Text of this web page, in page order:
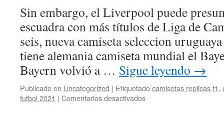
Sin embargo, el Liverpool puede
escuadra con más títulos de Liga de
seis, nueva camiseta seleccion
tiene alemania camiseta mundial el
Bayern volvió a … Sigue leyendo →
Publicado en Uncategorized | Etiquetadocamisetas replicas f1,
futbol 2021 | Comentarios desactivadosen